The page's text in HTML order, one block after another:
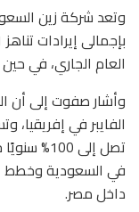
وتعد شركة زين
العام الجاري، في حين سجلت
وأشار صفوت إلى أن
الفايبر في
في السعودية وخطط
داخل مصر.